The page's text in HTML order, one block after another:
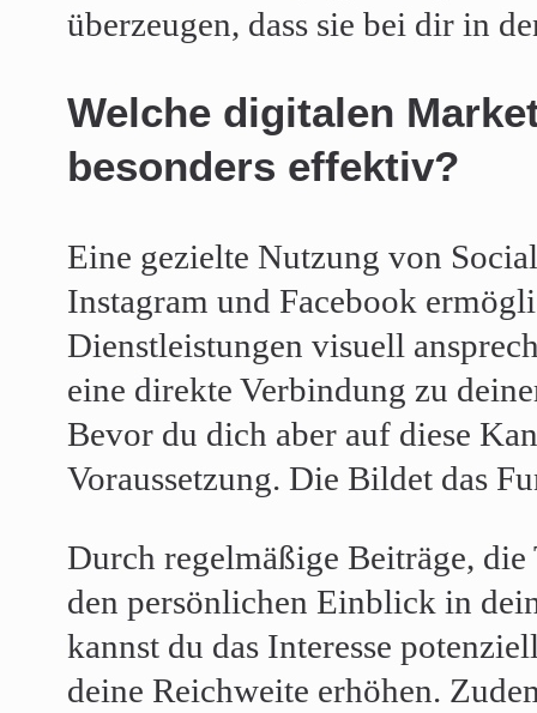
überzeugen, dass sie bei dir in
Welche digitalen
besonders effektiv?
Eine gezielte Nutzung von
Instagram und Facebook
Dienstleistungen visuell
eine direkte Verbindung zu
Bevor du dich aber auf diese
Voraussetzung. Die Bildet das
Durch regelmäßige Beiträge,
den persönlichen Einblick in
kannst du das Interesse
deine Reichweite erhöhen.